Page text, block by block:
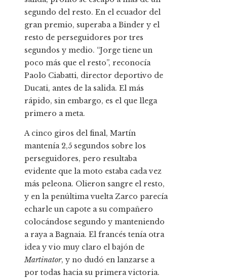
segundo del resto. En el ecuador del
gran premio, superaba a Binder y el
resto de perseguidores por tres
segundos y medio. “Jorge tiene un
poco más que el resto”, reconocía
Paolo Ciabatti, director deportivo de
Ducati, antes de la salida. El más
rápido, sin embargo, es el que llega
primero a meta.
A cinco giros del final, Martín
mantenía 2,5 segundos sobre los
perseguidores, pero resultaba
evidente que la moto estaba cada vez
más peleona. Olieron sangre el resto,
y en la penúltima vuelta Zarco parecía
echarle un capote a su compañero
colocándose segundo y manteniendo
a raya a Bagnaia. El francés tenía otra
idea y vio muy claro el bajón de
Martinator, y no dudó en lanzarse a
por todas hacia su primera victoria.